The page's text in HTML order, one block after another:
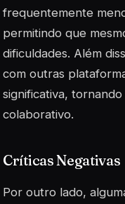
frequentemente
permitindo que
dificuldades. Além
com outras
significativa,
colaborativo.
Críticas Negativas
Por outro lado,